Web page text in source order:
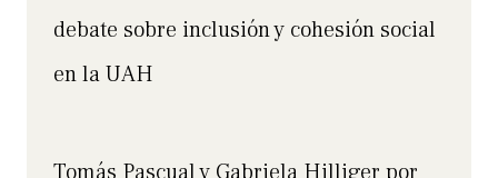
debate sobre inclusión y cohesión social
en la UAH
Tomás Pascual y Gabriela Hilliger por